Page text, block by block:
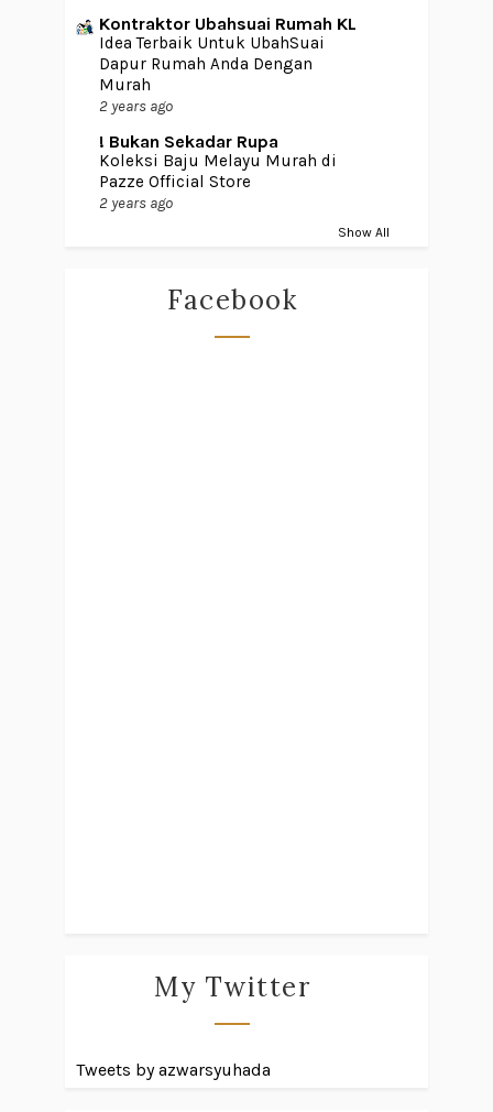
Kontraktor Ubahsuai Rumah KL
Idea Terbaik Untuk UbahSuai
Dapur Rumah Anda Dengan
Murah
2 years ago
! Bukan Sekadar Rupa
Koleksi Baju Melayu Murah di
Pazze Official Store
2 years ago
Show All
Facebook
My Twitter
Tweets by azwarsyuhada